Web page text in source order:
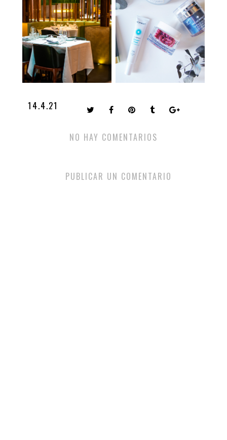
14.4.21
NO HAY COMENTARIOS
PUBLICAR UN COMENTARIO